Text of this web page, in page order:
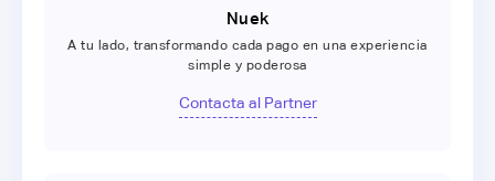
Nuek
A tu lado, transformando cada pago en una experiencia
simple y poderosa
Contacta al Partner